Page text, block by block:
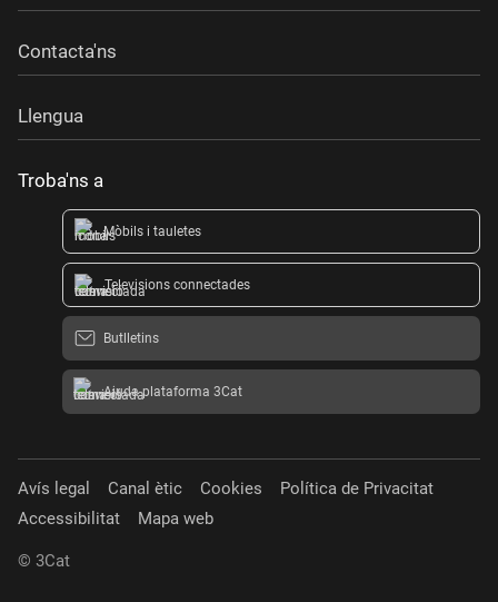
Contacta'ns
Llengua
Troba'ns a
Mòbils i tauletes
Televisions connectades
Butlletins
Ajuda plataforma 3Cat
Avís legal Canal ètic Cookies
Política de Privacitat
Accessibilitat
Mapa web
© 3Cat